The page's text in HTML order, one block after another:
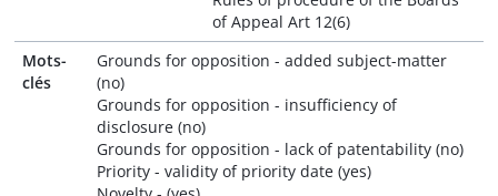
of Appeal Art 12(6)
Mots-
clés
Grounds for opposition - added subject-matter
(no)
Grounds for opposition - insufficiency of
disclosure (no)
Grounds for opposition - lack of patentability (no)
Priority - validity of priority date (yes)